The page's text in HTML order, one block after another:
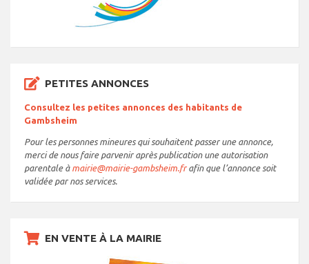
PETITES ANNONCES
Consultez les petites annonces des habitants de
Gambsheim
Pour les personnes mineures qui souhaitent passer une annonce,
merci de nous faire parvenir après publication une autorisation
parentale à mairie@mairie-gambsheim.frafin que l’annonce soit
validée par nos services.
EN VENTE À LA MAIRIE